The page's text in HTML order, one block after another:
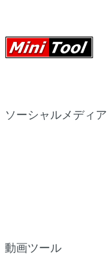
ソーシャルメディア
動画ツール